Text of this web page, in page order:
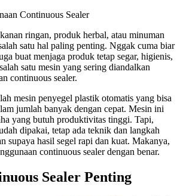
ringan, produk herbal, atau minuman
satu hal paling penting. Nggak cuma biar
buat menjaga produk tetap segar, higienis,
satu mesin yang sering diandalkan
continuous sealer.
mesin penyegel plastik otomatis yang bisa
jumlah banyak dengan cepat. Mesin ini
yang butuh produktivitas tinggi. Tapi,
dipakai, tetap ada teknik dan langkah
supaya hasil segel rapi dan kuat. Makanya,
continuous sealer dengan benar.
Sealer Penting